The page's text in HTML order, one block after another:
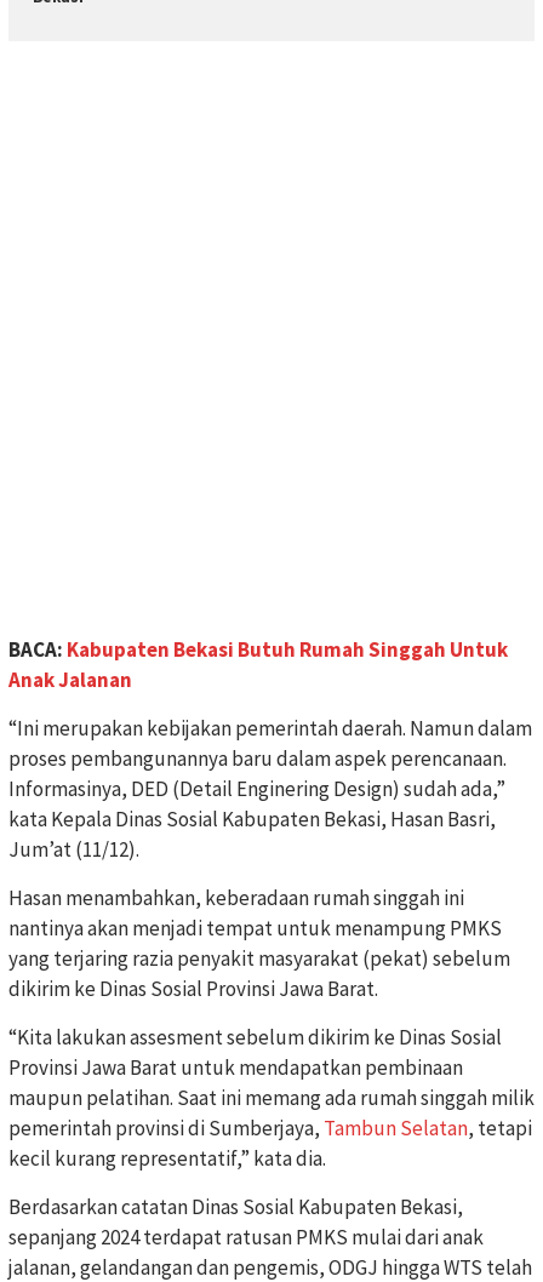
BACA: Kabupaten Bekasi Butuh Rumah Singgah Untuk
Anak Jalanan
“Ini merupakan kebijakan pemerintah daerah. Namun dalam
proses pembangunannya baru dalam aspek perencanaan.
Informasinya, DED (Detail Enginering Design) sudah ada,”
kata Kepala Dinas Sosial Kabupaten Bekasi, Hasan Basri,
Jum’at (11/12).
Hasan menambahkan, keberadaan rumah singgah ini
nantinya akan menjadi tempat untuk menampung PMKS
yang terjaring razia penyakit masyarakat (pekat) sebelum
dikirim ke Dinas Sosial Provinsi Jawa Barat.
“Kita lakukan assesment sebelum dikirim ke Dinas Sosial
Provinsi Jawa Barat untuk mendapatkan pembinaan
maupun pelatihan. Saat ini memang ada rumah singgah milik
pemerintah provinsi di Sumberjaya, Tambun Selatan, tetapi
kecil kurang representatif,” kata dia.
Berdasarkan catatan Dinas Sosial Kabupaten Bekasi,
sepanjang 2024 terdapat ratusan PMKS mulai dari anak
jalanan, gelandangan dan pengemis, ODGJ hingga WTS telah